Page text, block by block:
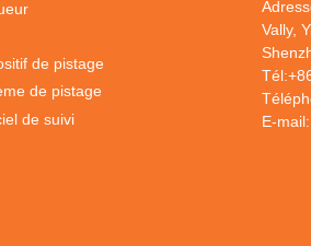
de pistage
de pistage
de suivi
Vally,
Tél:
E-mail: